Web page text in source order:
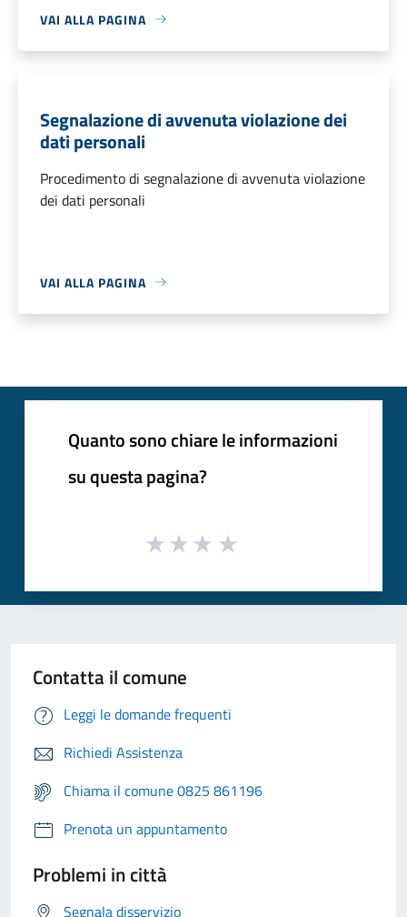
VAI ALLA PAGINA
Segnalazione di avvenuta violazione dei
dati personali
Procedimento di segnalazione di avvenuta violazione
dei dati personali
VAI ALLA PAGINA
Quanto sono chiare le informazioni
su questa pagina?
Contatta il comune
Leggi le domande frequenti
Richiedi Assistenza
Chiama il comune 0825 861196
Prenota un appuntamento
Problemi in città
Segnala disservizio